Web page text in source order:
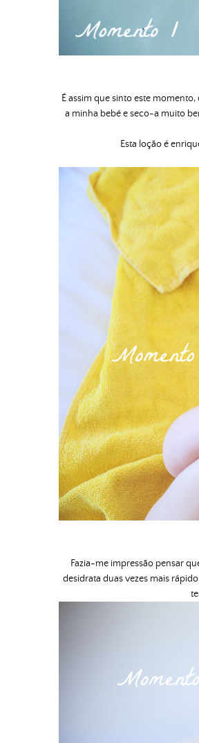
É assim que sinto este
a minha bebé e seco-a muito
Esta loção é
Fazia-me impressão pensar
desidrata duas vezes mais